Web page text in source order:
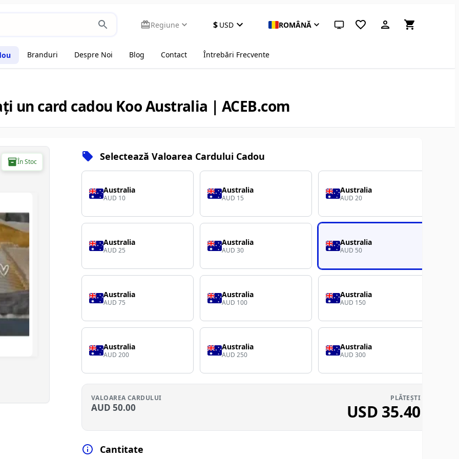
Regiune $ USD ROMÂNĂ Temă sistem (apasă pentru deschisă)
Branduri Despre Noi Blog Contact Întrebări Frecvente
un card cadou Koo Australia | ACEB.com
În Stoc Selectează Valoarea Cardului Cadou
Australia
AUD 10
Australia
AUD 15
Australia
AUD 20
Australia
AUD 25
Australia
AUD 30
Australia
AUD 50
Australia
AUD 75
Australia
AUD 100
Australia
AUD 150
Australia
AUD 200
Australia
AUD 250
Australia
AUD 300
VALOAREA CARDULUI
AUD 50.00
PLĂTEȘTI
USD 35.40
Cantitate